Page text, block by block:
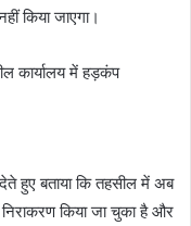
किया जाएगा।
देते हुए बताया कि तहसील में अब
किया जा चुका है और